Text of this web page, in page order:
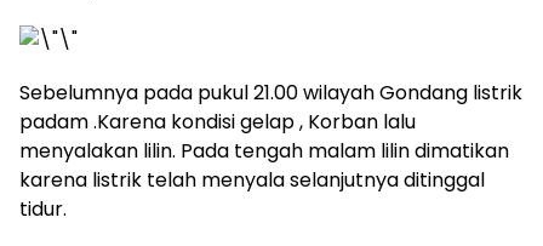
Sebelumnya pada pukul 21.00 wilayah Gondang listrik
padam .Karena kondisi gelap , Korban lalu
menyalakan lilin. Pada tengah malam lilin dimatikan
karena listrik telah menyala selanjutnya ditinggal
tidur.